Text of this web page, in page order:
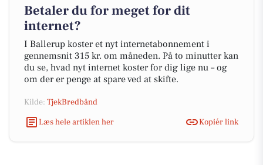
Betaler du for meget for dit
internet?
I Ballerup koster et nyt internetabonnement i
gennemsnit 315 kr. om måneden. På to minutter kan
du se, hvad nyt internet koster for dig lige nu – og
om der er penge at spare ved at skifte.
Kilde: TjekBredbånd
Læs hele artiklen her
Kopiér link